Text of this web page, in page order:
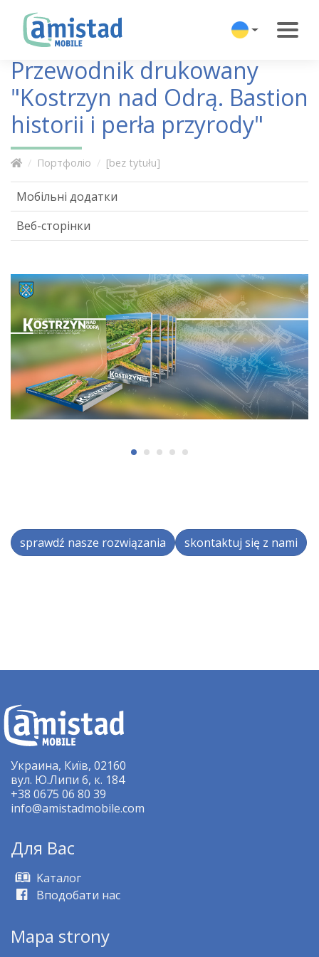
Przewodnik drukowany
"Kostrzyn nad Odrą. Bastion
historii i perła przyrody"
Портфоліо [bez tytułu]
sprawdź nasze rozwiązania skontaktuj się z nami
Мобільні додатки
Веб-сторінки
Украина, Київ, 02160
вул. Ю.Липи 6, к. 184
+38 0675 06 80 39
info@amistadmobile.com
Для Bас
Kаталог
Вподобати нас
Mapa strony